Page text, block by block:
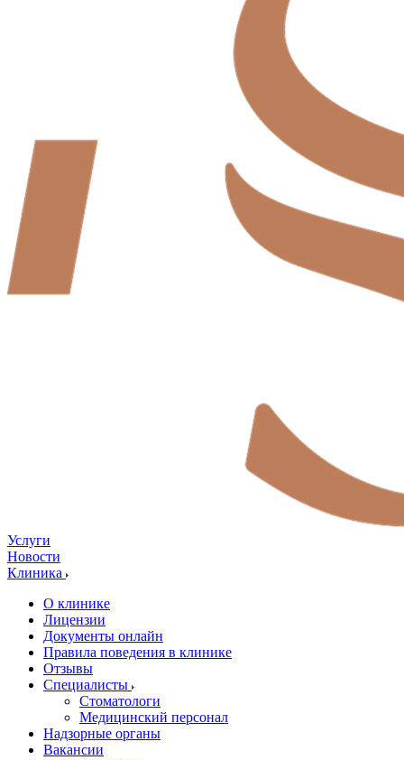
Услуги
Новости
Клиника
О клинике
Лицензии
Документы онлайн
Правила поведения в клинике
Отзывы
Специалисты
Стоматологи
Медицинский персонал
Надзорные органы
Вакансии